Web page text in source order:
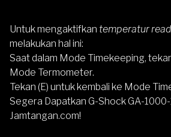
Untuk mengaktifkan temperatur
melakukan hal ini:
Saat dalam Mode Timekeeping,
Mode Termometer.
Tekan (E) untuk kembali ke Mode
Segera Dapatkan G-Shock GA-1000-
Jamtangan.com!